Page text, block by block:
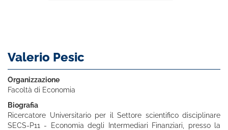
Valerio Pesic
Organizzazione
Facoltà di Economia
Biografia
Ricercatore Universitario per il Settore scientifico disciplinare
SECS-P11 - Economia degli Intermediari Finanziari, presso la